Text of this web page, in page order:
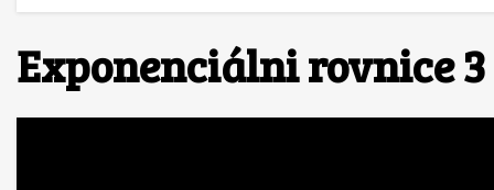
Exponenciálni rovnice 3